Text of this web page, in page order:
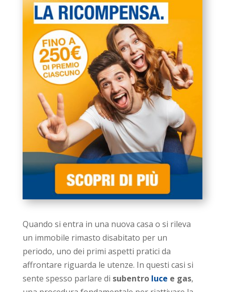
Quando si entra in una nuova casa o si rileva
un immobile rimasto disabitato per un
periodo, uno dei primi aspetti pratici da
affrontare riguarda le utenze. In questi casi si
sente spesso parlare di subentro luce e gas,